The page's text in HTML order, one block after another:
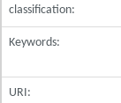
classification:
Keywords:
URI: